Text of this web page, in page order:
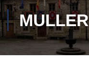
MULLER